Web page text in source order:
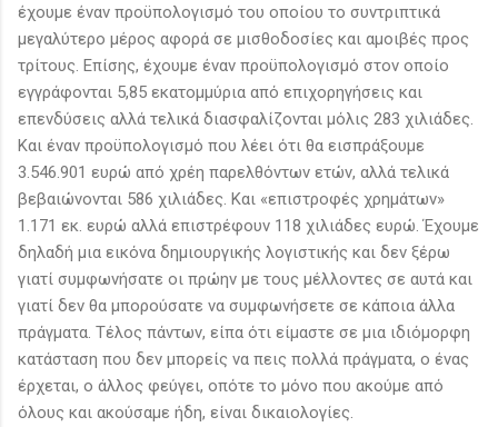
έχουμε έναν προϋπολογισμό του οποίου το συντριπτικά
μεγαλύτερο μέρος αφορά σε μισθοδοσίες και αμοιβές προς
τρίτους. Επίσης, έχουμε έναν προϋπολογισμό στον οποίο
εγγράφονται 5,85 εκατομμύρια από επιχορηγήσεις και
επενδύσεις αλλά τελικά διασφαλίζονται μόλις 283 χιλιάδες.
Και έναν προϋπολογισμό που λέει ότι θα εισπράξουμε
3.546.901 ευρώ από χρέη παρελθόντων ετών, αλλά τελικά
βεβαιώνονται 586 χιλιάδες. Και «επιστροφές χρημάτων»
1.171 εκ. ευρώ αλλά επιστρέφουν 118 χιλιάδες ευρώ. Έχουμε
δηλαδή μια εικόνα δημιουργικής λογιστικής και δεν ξέρω
γιατί συμφωνήσατε οι πρώην με τους μέλλοντες σε αυτά και
γιατί δεν θα μπορούσατε να συμφωνήσετε σε κάποια άλλα
πράγματα. Τέλος πάντων, είπα ότι είμαστε σε μια ιδιόμορφη
κατάσταση που δεν μπορείς να πεις πολλά πράγματα, ο ένας
έρχεται, ο άλλος φεύγει, οπότε το μόνο που ακούμε από
όλους και ακούσαμε ήδη, είναι δικαιολογίες.